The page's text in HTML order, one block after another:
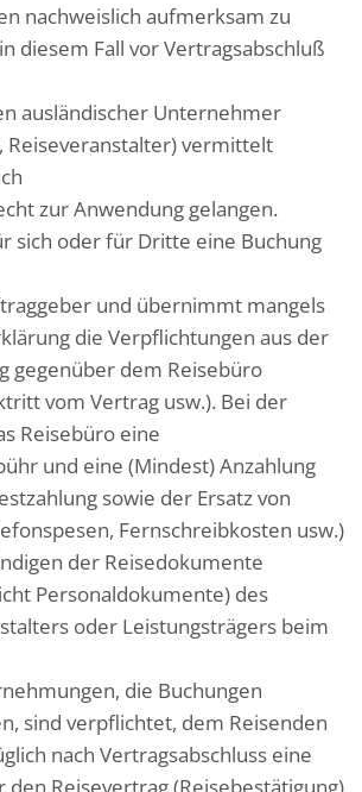
nachweislich aufmerksam zu
diesem Fall vor Vertragsabschluß
ausländischer Unternehmer
Reiseveranstalter) vermittelt
zur Anwendung gelangen.
sich oder für Dritte eine Buchung
und übernimmt mangels
die Verpflichtungen aus der
gegenüber dem Reisebüro
vom Vertrag usw.). Bei der
Reisebüro eine
und eine (Mindest) Anzahlung
sowie der Ersatz von
Fernschreibkosten usw.)
der Reisedokumente
Personaldokumente) des
oder Leistungsträgers beim
die Buchungen
sind verpflichtet, dem Reisenden
nach Vertragsabschluss eine